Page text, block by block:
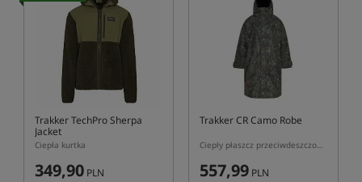
Trakker TechPro Sherpa
Jacket
Ciepła kurtka
349,90 PLN
Trakker CR Camo Robe
Ciepły płaszcz przeciwdeszczowy w kolorze kamuflażu
557,99 PLN